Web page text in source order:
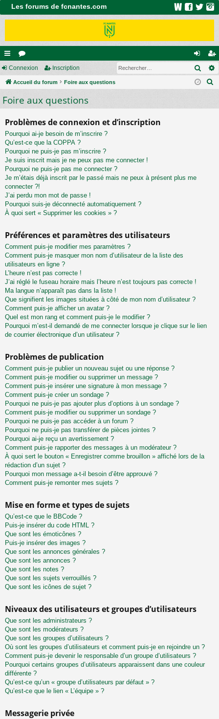
Les forums de fcnantes.com
ac
co
ur
s
or
u
m
on
ne
ns
cri
Connexion Inscription
Accueil du forum Foire aux questions
Foire aux questions
Problèmes de connexion et d’inscription
Pourquoi ai-je besoin de m’inscrire ?
Qu’est-ce que la COPPA ?
Pourquoi ne puis-je pas m’inscrire ?
Je suis inscrit mais je ne peux pas me connecter !
Pourquoi ne puis-je pas me connecter ?
Je m’étais déjà inscrit par le passé mais ne peux à présent plus me
connecter ?!
J’ai perdu mon mot de passe !
Pourquoi suis-je déconnecté automatiquement ?
À quoi sert « Supprimer les cookies » ?
Préférences et paramètres des utilisateurs
Comment puis-je modifier mes paramètres ?
Comment puis-je masquer mon nom d’utilisateur de la liste des
utilisateurs en ligne ?
L’heure n’est pas correcte !
J’ai réglé le fuseau horaire mais l’heure n’est toujours pas correcte !
Ma langue n’apparaît pas dans la liste !
Que signifient les images situées à côté de mon nom d’utilisateur ?
Comment puis-je afficher un avatar ?
Quel est mon rang et comment puis-je le modifier ?
Pourquoi m’est-il demandé de me connecter lorsque je clique sur le lien
de courrier électronique d’un utilisateur ?
Problèmes de publication
Comment puis-je publier un nouveau sujet ou une réponse ?
Comment puis-je modifier ou supprimer un message ?
Comment puis-je insérer une signature à mon message ?
Comment puis-je créer un sondage ?
Pourquoi ne puis-je pas ajouter plus d’options à un sondage ?
Comment puis-je modifier ou supprimer un sondage ?
Pourquoi ne puis-je pas accéder à un forum ?
Pourquoi ne puis-je pas transférer de pièces jointes ?
Pourquoi ai-je reçu un avertissement ?
Comment puis-je rapporter des messages à un modérateur ?
À quoi sert le bouton « Enregistrer comme brouillon » affiché lors de la
rédaction d’un sujet ?
Pourquoi mon message a-t-il besoin d’être approuvé ?
Comment puis-je remonter mes sujets ?
Mise en forme et types de sujets
Qu’est-ce que le BBCode ?
Puis-je insérer du code HTML ?
Que sont les émoticônes ?
Puis-je insérer des images ?
Que sont les annonces générales ?
Que sont les annonces ?
Que sont les notes ?
Que sont les sujets verrouillés ?
Que sont les icônes de sujet ?
Niveaux des utilisateurs et groupes d’utilisateurs
Que sont les administrateurs ?
Que sont les modérateurs ?
Que sont les groupes d’utilisateurs ?
Où sont les groupes d’utilisateurs et comment puis-je en rejoindre un ?
Comment puis-je devenir le responsable d’un groupe d’utilisateurs ?
Pourquoi certains groupes d’utilisateurs apparaissent dans une couleur
différente ?
Qu’est-ce qu’un « groupe d’utilisateurs par défaut » ?
Qu’est-ce que le lien « L’équipe » ?
Messagerie privée